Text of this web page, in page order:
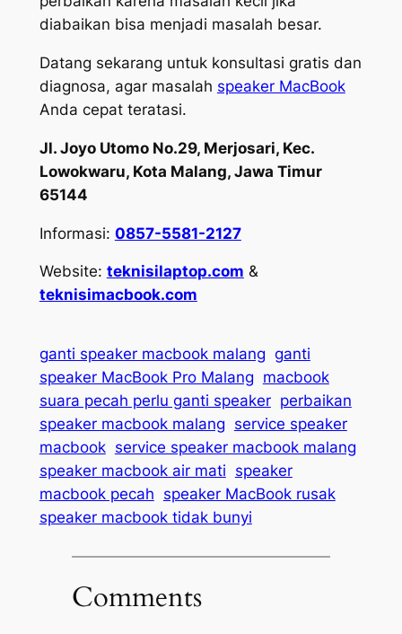
diabaikan bisa menjadi masalah besar.
Datang sekarang untuk konsultasi gratis dan
diagnosa, agar masalah speaker MacBook
Anda cepat teratasi.
Jl. Joyo Utomo No.29, Merjosari, Kec.
Lowokwaru, Kota Malang, Jawa Timur
65144
Informasi: 0857-5581-2127
Website: teknisilaptop.com &
teknisimacbook.com
ganti speaker macbook malang ganti
speaker MacBook Pro Malang macbook
suara pecah perlu ganti speaker perbaikan
speaker macbook malang service speaker
macbook service speaker macbook malang
speaker macbook air mati speaker
macbook pecah speaker MacBook rusak
speaker macbook tidak bunyi
Comments